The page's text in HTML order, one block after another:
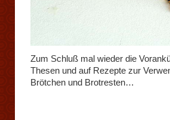
Zum Schluß mal wieder die
Thesen und auf Rezepte zur
Brötchen und Brotresten…